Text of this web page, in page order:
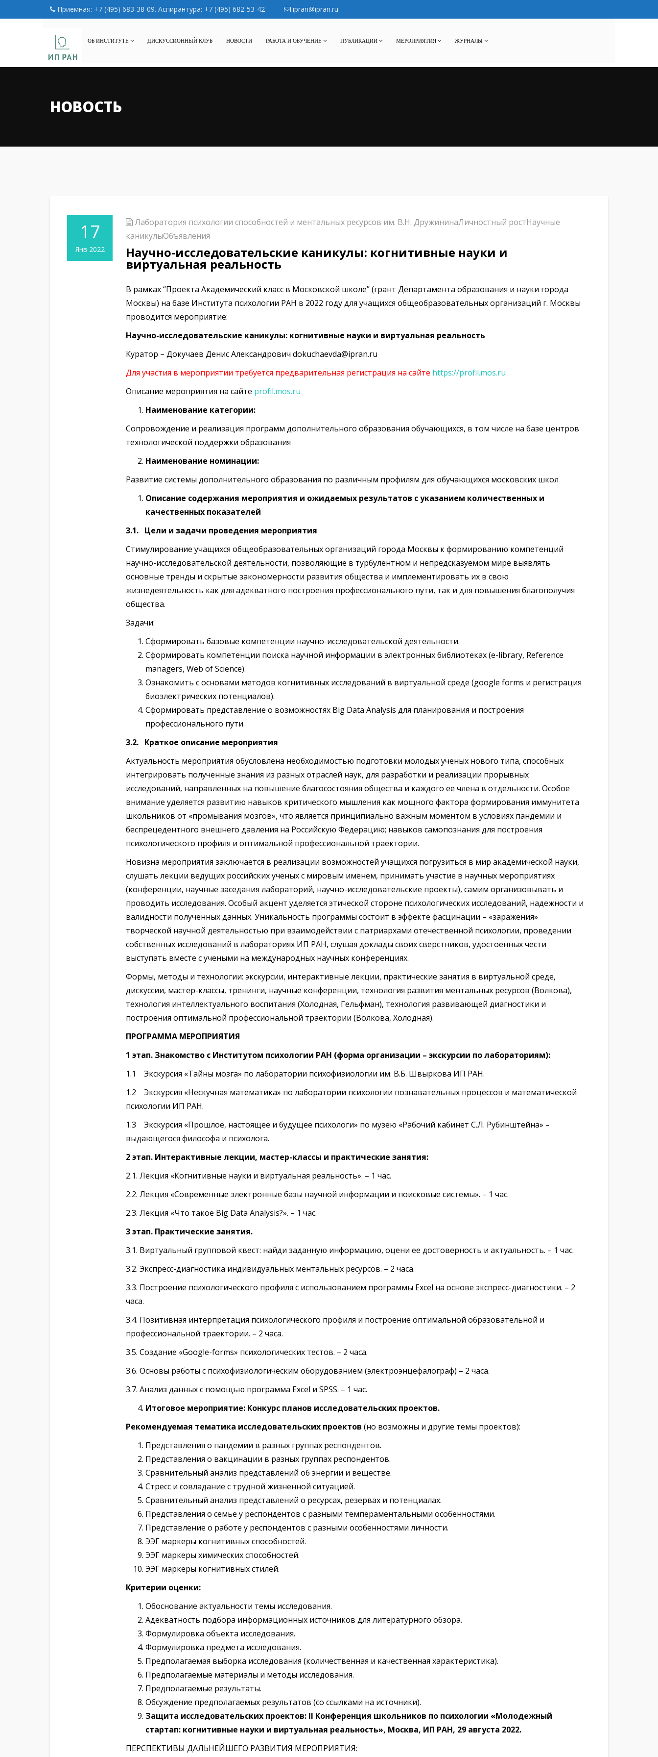
Приемная: +7 (495) 683-38-09. Аспирантура: +7 (495) 682-53-42 ipran@ipran.ru
ОБ ИНСТИТУТЕ ДИСКУССИОННЫЙ КЛУБ НОВОСТИ РАБОТА И ОБУЧЕНИЕ ПУБЛИКАЦИИ МЕРОПРИЯТИЯ ЖУРНАЛЫ
НОВОСТЬ
17
Янв 2022
Лаборатория психологии способностей и ментальных ресурсов им. В.Н. ДружининаЛичностный ростНаучные
каникулыОбъявления
Научно-исследовательские каникулы: когнитивные науки и
виртуальная реальность
В рамках “Проекта Академический класс в Московской школе”(грант Департамента образования и науки города
Москвы) на базе Института психологии РАН в 2022 году для учащихся общеобразовательных организаций г. Москвы
проводится мероприятие:
Научно-исследовательские каникулы: когнитивные науки и виртуальная реальность
Куратор – Докучаев Денис Александрович dokuchaevda@ipran.ru
Для участия в мероприятии требуется предварительная регистрация на сайте https://profil.mos.ru
Описание мероприятия на сайте profil.mos.ru
Наименование категории:
Сопровождение и реализация программ дополнительного образования обучающихся, в том числе на базе центров
технологической поддержки образования
Наименование номинации:
Развитие системы дополнительного образования по различным профилям для обучающихся московских школ
Описание содержания мероприятия и ожидаемых результатов с указанием количественных и
качественных показателей
3.1. Цели и задачи проведения мероприятия
Стимулирование учащихся общеобразовательных организаций города Москвы к формированию компетенций
научно-исследовательской деятельности, позволяющие в турбулентном и непредсказуемом мире выявлять
основные тренды и скрытые закономерности развития общества и имплементировать их в свою
жизнедеятельность как для адекватного построения профессионального пути, так и для повышения благополучия
общества.
Задачи:
Сформировать базовые компетенции научно-исследовательской деятельности.
Сформировать компетенции поиска научной информации в электронных библиотеках (e-library, Reference
managers, Web of Science).
Ознакомить с основами методов когнитивных исследований в виртуальной среде (google forms и регистрация
биоэлектрических потенциалов).
Сформировать представление о возможностях Big Data Analysis для планирования и построения
профессионального пути.
3.2. Краткое описание мероприятия
Актуальность мероприятия обусловлена необходимостью подготовки молодых ученых нового типа, способных
интегрировать полученные знания из разных отраслей наук, для разработки и реализации прорывных
исследований, направленных на повышение благосостояния общества и каждого ее члена в отдельности. Особое
внимание уделяется развитию навыков критического мышления как мощного фактора формирования иммунитета
школьников от «промывания мозгов», что является принципиально важным моментом в условиях пандемии и
беспрецедентного внешнего давления на Российскую Федерацию; навыков самопознания для построения
психологического профиля и оптимальной профессиональной траектории.
Новизна мероприятия заключается в реализации возможностей учащихся погрузиться в мир академической науки,
слушать лекции ведущих российских ученых с мировым именем, принимать участие в научных мероприятиях
(конференции, научные заседания лабораторий, научно-исследовательские проекты), самим организовывать и
проводить исследования. Особый акцент уделяется этической стороне психологических исследований, надежности и
валидности полученных данных. Уникальность программы состоит в эффекте фасцинации – «заражения»
творческой научной деятельностью при взаимодействии с патриархами отечественной психологии, проведении
собственных исследований в лабораториях ИП РАН, слушая доклады своих сверстников, удостоенных чести
выступать вместе с учеными на международных научных конференциях.
Формы, методы и технологии: экскурсии, интерактивные лекции, практические занятия в виртуальной среде,
дискуссии, мастер-классы, тренинги, научные конференции, технология развития ментальных ресурсов (Волкова),
технология интеллектуального воспитания (Холодная, Гельфман), технология развивающей диагностики и
построения оптимальной профессиональной траектории (Волкова, Холодная).
ПРОГРАММА МЕРОПРИЯТИЯ
1 этап. Знакомство с Институтом психологии РАН (форма организации – экскурсии по лабораториям):
1.1 Экскурсия «Тайны мозга» по лаборатории психофизиологии им. В.Б. Швыркова ИП РАН.
1.2 Экскурсия «Нескучная математика» по лаборатории психологии познавательных процессов и математической
психологии ИП РАН.
1.3 Экскурсия «Прошлое, настоящее и будущее психологи» по музею «Рабочий кабинет С.Л. Рубинштейна» –
выдающегося философа и психолога.
2 этап. Интерактивные лекции, мастер-классы и практические занятия:
2.1. Лекция «Когнитивные науки и виртуальная реальность». – 1 час.
2.2. Лекция «Современные электронные базы научной информации и поисковые системы». – 1 час.
2.3. Лекция «Что такое Big Data Analysis?». – 1 час.
3 этап. Практические занятия.
3.1. Виртуальный групповой квест: найди заданную информацию, оцени ее достоверность и актуальность. – 1 час.
3.2. Экспресс-диагностика индивидуальных ментальных ресурсов. – 2 часа.
3.3. Построение психологического профиля с использованием программы Excel на основе экспресс-диагностики. – 2
часа.
3.4. Позитивная интерпретация психологического профиля и построение оптимальной образовательной и
профессиональной траектории. – 2 часа.
3.5. Создание «Google-forms» психологических тестов. – 2 часа.
3.6. Основы работы с психофизиологическим оборудованием (электроэнцефалограф) – 2 часа.
3.7. Анализ данных с помощью программа Excel и SPSS. – 1 час.
Итоговое мероприятие: Конкурс планов исследовательских проектов.
Рекомендуемая тематика исследовательских проектов (но возможны и другие темы проектов):
Представления о пандемии в разных группах респондентов.
Представления о вакцинации в разных группах респондентов.
Сравнительный анализ представлений об энергии и веществе.
Стресс и совладание с трудной жизненной ситуацией.
Сравнительный анализ представлений о ресурсах, резервах и потенциалах.
Представления о семье у респондентов с разными темпераментальными особенностями.
Представление о работе у респондентов с разными особенностями личности.
ЭЭГ маркеры когнитивных способностей.
ЭЭГ маркеры химических способностей.
ЭЭГ маркеры когнитивных стилей.
Критерии оценки:
Обоснование актуальности темы исследования.
Адекватность подбора информационных источников для литературного обзора.
Формулировка объекта исследования.
Формулировка предмета исследования.
Предполагаемая выборка исследования (количественная и качественная характеристика).
Предполагаемые материалы и методы исследования.
Предполагаемые результаты.
Обсуждение предполагаемых результатов (со ссылками на источники).
Защита исследовательских проектов: II Конференция школьников по психологии «Молодежный
стартап: когнитивные науки и виртуальная реальность», Москва, ИП РАН, 29 августа 2022.
ПЕРСПЕКТИВЫ ДАЛЬНЕЙШЕГО РАЗВИТИЯ МЕРОПРИЯТИЯ: